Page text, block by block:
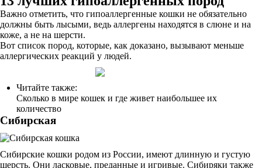
Важно отметить, что гипоаллергенные кошки не обязательно
должны быть лысыми, ведь аллергены находятся в слюне и на
коже, а не на шерсти.
Вот список пород, которые, как доказано, вызывают меньше
аллергических реакций у людей.
Читайте также:
Сколько в мире кошек и где живет наибольшее их
количество
Сибирская
Сибирские кошки родом из России, имеют длинную и густую
шерсть. Они ласковые, преданные и игривые. Сибиряки также